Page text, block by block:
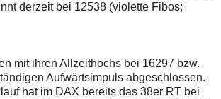
derzeit bei 12538 (violette Fibos;
mit ihren Allzeithochs bei 16297 bzw.
Aufwärtsimpuls abgeschlossen.
hat im DAX bereits das 38er RT bei